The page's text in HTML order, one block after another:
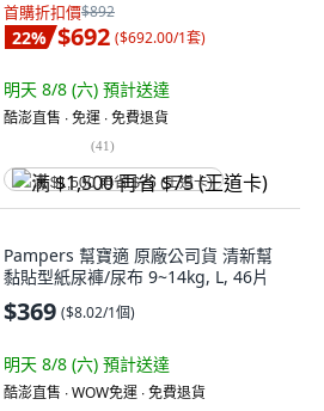
首購折扣價$892
22% $692 ($692.00/1套)
明天 8/8 (六) 預計送達
酷澎直售 ∙ 免運 ∙ 免費退貨
(41)
满 $1,500 再省 $75 (王道卡)
Pampers 幫寶適 原廠公司貨 清新幫
黏貼型紙尿褲/尿布 9~14kg, L, 46片
$369 ($8.02/1個)
明天 8/8 (六) 預計送達
酷澎直售 ∙ WOW免運 ∙ 免費退貨